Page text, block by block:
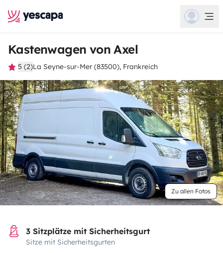
Kastenwagen von Axel
5 (2)La Seyne-sur-Mer (83500), Frankreich
Zu allen Fotos
3 Sitzplätze mit Sicherheitsgurt
Sitze mit Sicherheitsgurten